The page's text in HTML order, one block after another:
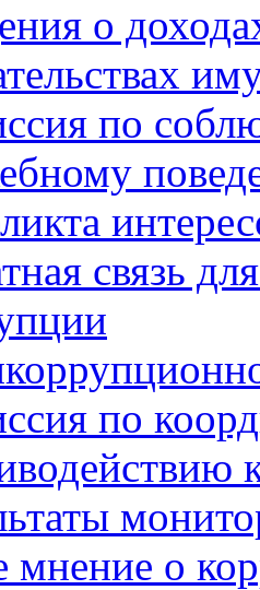
о
по
связь
по
мнение о